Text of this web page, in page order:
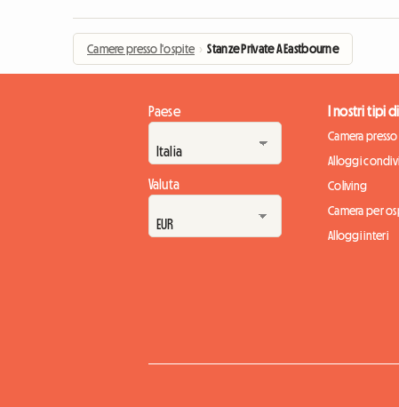
Camere presso l'ospite › Stanze Private A Eastbourne
Paese
Valuta
I nostri tipi
Camera
Alloggi
Coliving
Camera per
Alloggi interi